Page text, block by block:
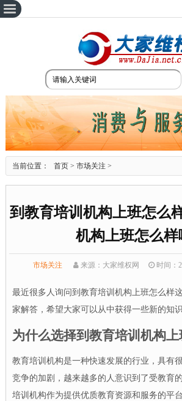
当前位置： 首页> 市场关注 >
到教育培训机构上班怎么
机构上班怎么样
市场关注 来源：大家维权网 时间：
最近很多人询问到教育培训机构上班怎么样
家解答，希望大家可以从中获得一些新的知识
为什么选择到教育培训机构上
教育培训机构是一种快速发展的行业，具有
竞争的加剧，越来越多的人意识到了受教育
培训机构作为提供优质教育资源和服务的平